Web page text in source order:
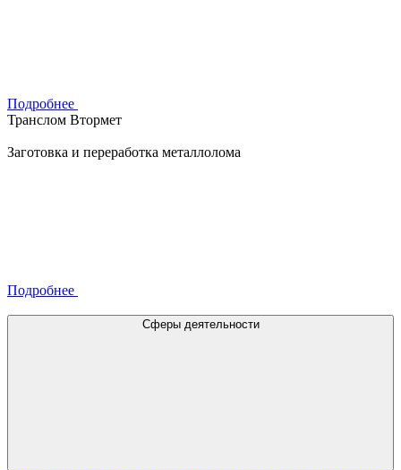
Подробнее
Транслом Втормет
Заготовка и переработка металлолома
Подробнее
Сферы деятельности